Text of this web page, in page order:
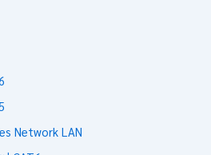
Network LAN